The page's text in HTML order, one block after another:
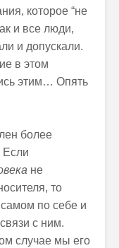
которое “не
и все люди,
и допускали.
в этом
этим… Опять
более
Если
не
то
по себе и
с ним.
случае мы его